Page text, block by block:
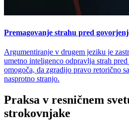
Premagovanje strahu pred
Argumentiranje v drugem jeziku je
umetno inteligenco odpravlja strah
omogoča, da zgradijo pravo retorično
nasprotno stranjo.
Praksa v resničnem
strokovnjake